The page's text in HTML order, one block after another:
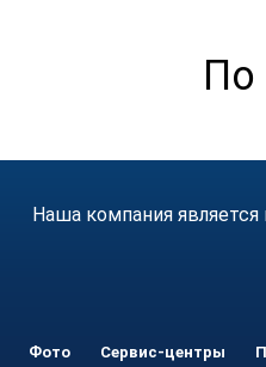
По
Наша компания
Фото Сервис-центры